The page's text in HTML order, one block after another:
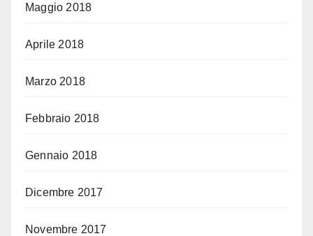
Maggio 2018
Aprile 2018
Marzo 2018
Febbraio 2018
Gennaio 2018
Dicembre 2017
Novembre 2017